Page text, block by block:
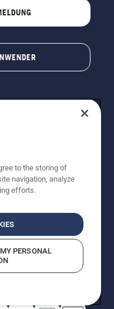
vorbehalten. Bei
um unverbindliche
der gesetzlichen
sei denn sie sind für
Datenschutzerklärung
melden
to the storing of
navigation, analyze
efforts.
PERSONAL